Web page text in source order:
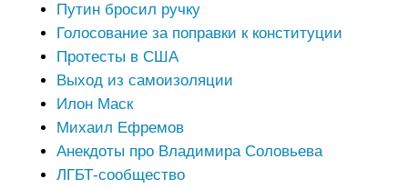
Путин бросил ручку
Голосование за поправки к конституции
Протесты в США
Выход из самоизоляции
Илон Маск
Михаил Ефремов
Анекдоты про Владимира Соловьева
ЛГБТ-сообщество